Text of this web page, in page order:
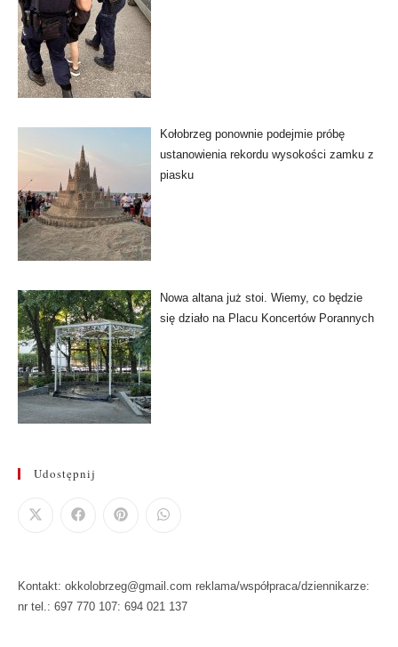
Kołobrzeg ponownie podejmie próbę
ustanowienia rekordu wysokości zamku z
piasku
Nowa altana już stoi. Wiemy, co będzie
się działo na Placu Koncertów Porannych
Udostępnij
Kontakt: okkolobrzeg@gmail.com reklama/współpraca/dziennikarze:
nr tel.: 697 770 107: 694 021 137